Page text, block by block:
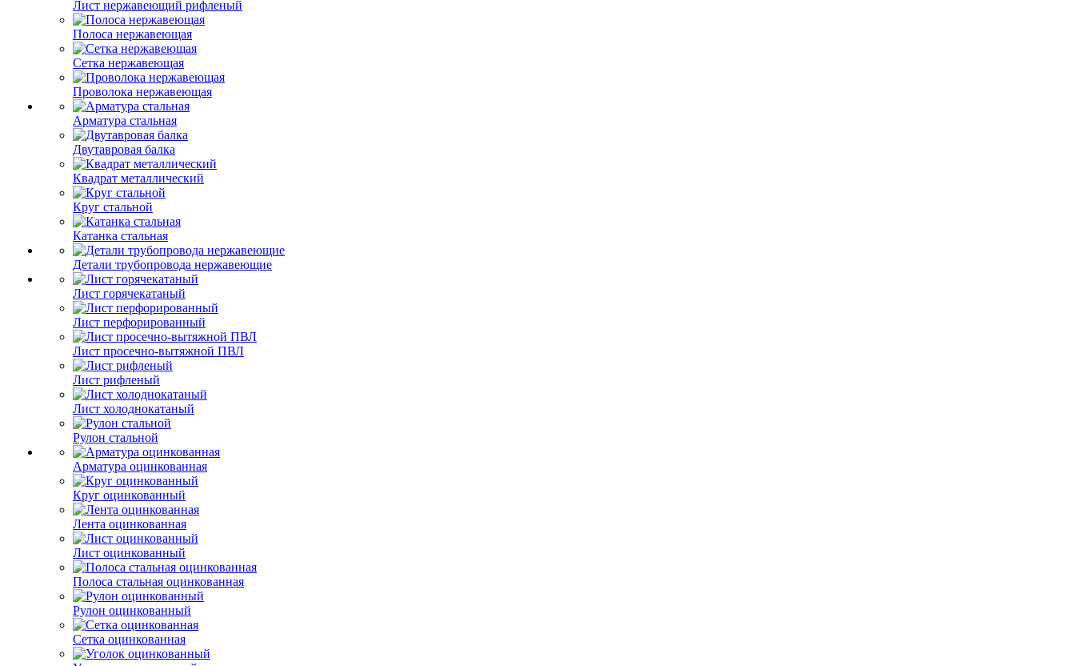
Лист нержавеющий рифленый
Полоса нержавеющая
Сетка нержавеющая
Проволока нержавеющая
Арматура стальная
Двутавровая балка
Квадрат металлический
Круг стальной
Катанка стальная
Детали трубопровода нержавеющие
Лист горячекатаный
Лист перфорированный
Лист просечно-вытяжной ПВЛ
Лист рифленый
Лист холоднокатаный
Рулон стальной
Арматура оцинкованная
Круг оцинкованный
Лента оцинкованная
Лист оцинкованный
Полоса стальная оцинкованная
Рулон оцинкованный
Сетка оцинкованная